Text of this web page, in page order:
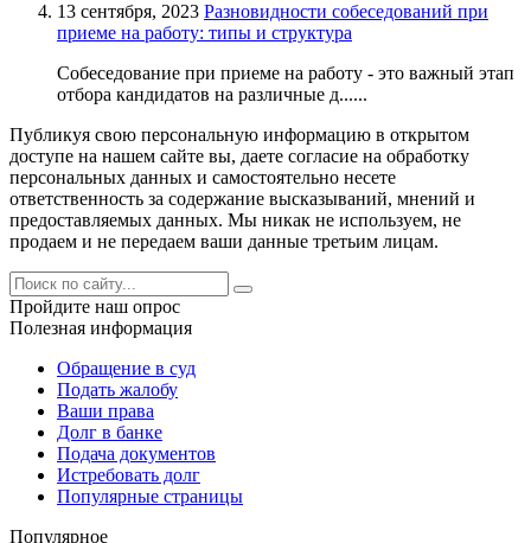
13 сентября, 2023 Разновидности собеседований при
приеме на работу: типы и структура
Собеседование при приеме на работу - это важный этап
отбора кандидатов на различные д......
Публикуя свою персональную информацию в открытом
доступе на нашем сайте вы, даете согласие на обработку
персональных данных и самостоятельно несете
ответственность за содержание высказываний, мнений и
предоставляемых данных. Мы никак не используем, не
продаем и не передаем ваши данные третьим лицам.
Пройдите наш опрос
Полезная информация
Обращение в суд
Подать жалобу
Ваши права
Долг в банке
Подача документов
Истребовать долг
Популярные страницы
Популярное